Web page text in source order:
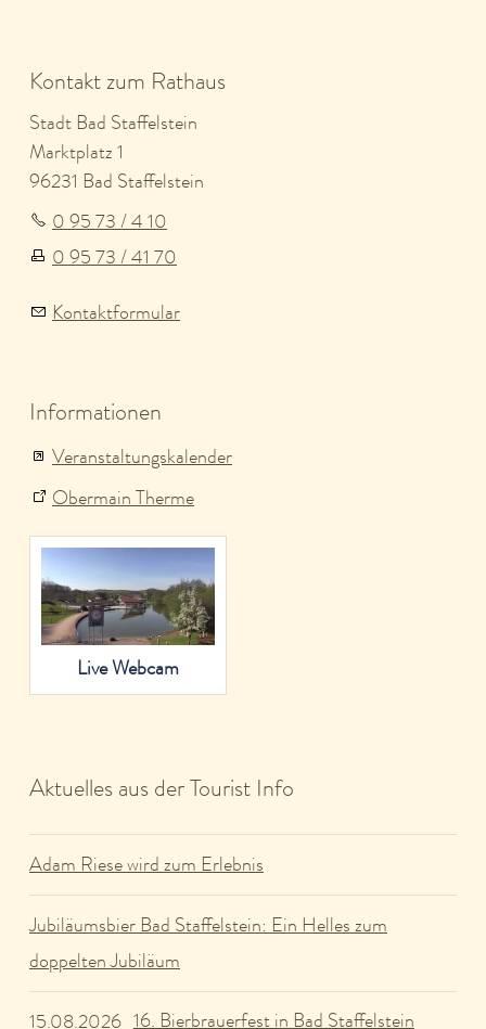
Kontakt zum Rathaus
Stadt Bad Staffelstein
Marktplatz 1
96231 Bad Staffelstein
0 95 73 / 4 10
0 95 73 / 41 70
Kontaktformular
Informationen
Veranstaltungskalender
Obermain Therme
Live Webcam
Aktuelles aus der Tourist Info
Adam Riese wird zum Erlebnis
Jubiläumsbier Bad Staffelstein: Ein Helles zum
doppelten Jubiläum
15.08.2026 16. Bierbrauerfest in Bad Staffelstein